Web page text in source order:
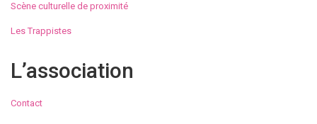
Scène culturelle de proximité
Les Trappistes
L’association
Contact